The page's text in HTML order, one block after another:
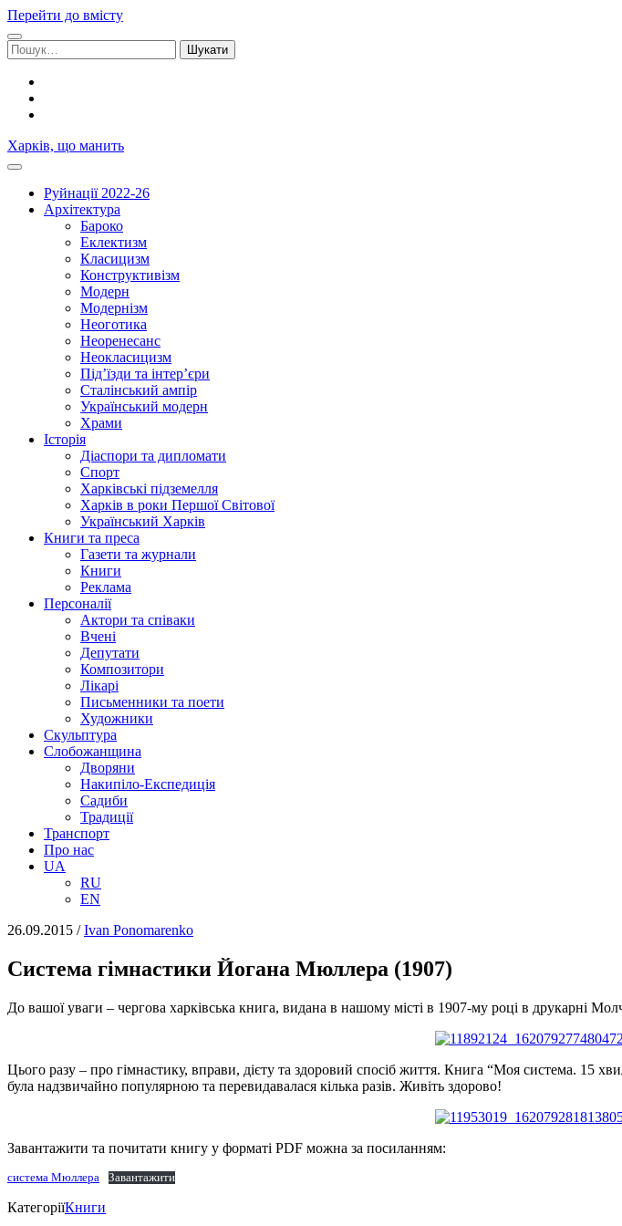
Перейти до вмісту
Шукати:
Харків, що манить
Руйнації 2022-26
Архітектура
Бароко
Еклектизм
Класицизм
Конструктивізм
Модерн
Модернізм
Неоготика
Неоренесанс
Неокласицизм
Під’їзди та інтер’єри
Сталінський ампір
Український модерн
Храми
Історія
Діаспори та дипломати
Спорт
Харківські підземелля
Харків в роки Першої Світової
Український Харків
Книги та преса
Газети та журнали
Книги
Реклама
Персоналії
Актори та співаки
Вчені
Депутати
Композитори
Лікарі
Письменники та поети
Художники
Скульптура
Слобожанщина
Дворяни
Накипіло-Експедиція
Садиби
Традиції
Транспорт
Про нас
UA
RU
EN
26.09.2015 /Іvan Ponomarenko
Система гімнастики Йогана Мюллера (1907)
До вашої уваги – чергова харківська книга, видана в нашому місті в 1907-му році в друкарні
Цього разу – про гімнастику, вправи, дієту та здоровий спосіб життя. Книга “Моя система. 15
була надзвичайно популярною та перевидавалася кілька разів. Живіть здорово!
Завантажити та почитати книгу у форматі PDF можна за посиланням:
система Мюллера Завантажити
КатегоріїКниги